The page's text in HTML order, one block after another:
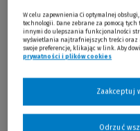
W celu zapewnienia Ci optymalnej
technologii. Dane zebrane za pomocą
innymi do ulepszania funkcjonalności
wyświetlania najtrafniejszych treści oraz
swoje preferencje, klikając w link. Aby
prywatności i plików cookies
Odrzuć
Zaakceptuj